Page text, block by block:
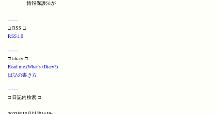
情報保護法が
□ RSS □
RSS1.0
□ tdiary □
Read me.(What's tDiary?)
日記の書き方
□ 日記内検索 □